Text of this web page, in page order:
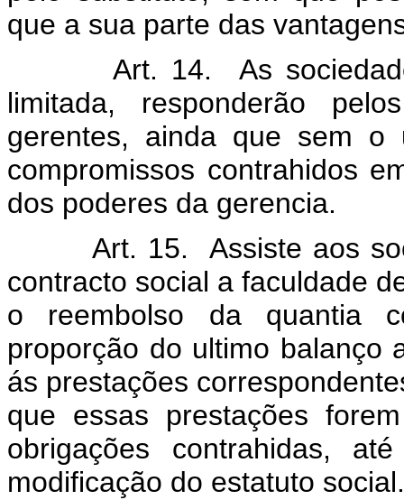
que a sua parte das
Art. 14. As
limitada, responderão
gerentes, ainda que sem
compromissos contrahidos
dos poderes da gerencia.
Art. 15. Assiste aos
contracto social a faculdade
o reembolso da quantia
proporção do ultimo balanço
ás prestações
que essas prestações
obrigações contrahidas,
modificação do estatuto social.